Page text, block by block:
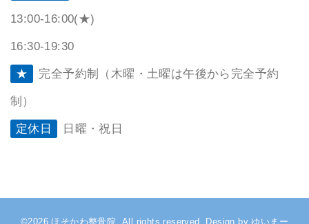
13:00-16:00(★)
16:30-19:30
★ 完全予約制（木曜・土曜は午後から完全予約
制）
定休日 日曜・祝日
©2026,ほそかわ整骨院. All rights reserved. Design by ゆいまー